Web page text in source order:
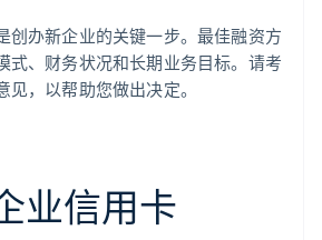
创办新企业的关键一步。最佳融资方
式、财务状况和长期业务目标。请考
，以帮助您做出决定。
业信用卡